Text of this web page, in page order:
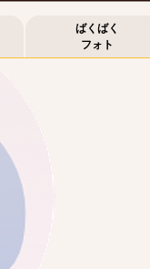
ばくばく
フォト